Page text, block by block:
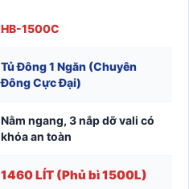
HB-1500C
Tủ Đông 1 Ngăn (Chuyên
Đông Cực Đại)
Nằm ngang, 3 nắp dỡ vali có
khóa an toàn
1460 LÍT (Phủ bì 1500L)